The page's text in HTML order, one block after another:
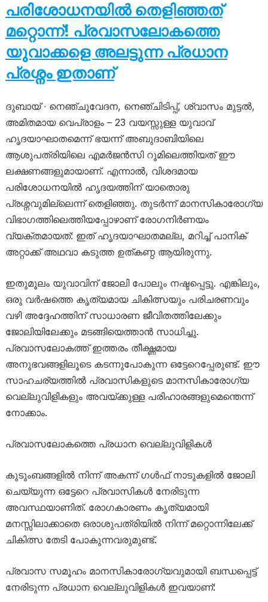
പരിശോധനയിൽ തെളിഞ്ഞത്
മറ്റൊന്ന്! പ്രവാസലോകത്തെ
യുവാക്കളെ അലട്ടുന്ന പ്രധാന
പ്രശ്നം ഇതാണ്
ദുബായ് ∙ നെഞ്ചുവേദന, നെഞ്ചിടിപ്പ്, ശ്വാസം മുട്ടൽ,
അമിതമായ വെപ്രാളം – 23 വയസ്സുള്ള യുവാവ്
ഹൃദയാഘാതമെന്ന് ഭയന്ന് അബുദാബിയിലെ
ആശുപത്രിയിലെ എമർജൻസി റൂമിലെത്തിയത് ഈ
ലക്ഷണങ്ങളുമായാണ്. എന്നാൽ, വിശദമായ
പരിശോധനയിൽ ഹൃദയത്തിന് യാതൊരു
പ്രശ്നവുമില്ലെന്ന് തെളിഞ്ഞു. തുടർന്ന് മാനസികാരോഗ്യ
വിഭാഗത്തിലെത്തിയപ്പോഴാണ് രോഗനിർണയം
വ്യക്തമായത്: ഇത് ഹൃദയാഘാതമല്ല, മറിച്ച് പാനിക്
അറ്റാക്ക് അഥവാ കടുത്ത ഉത്കണ്ഠ ആയിരുന്നു.
ഇതുമൂലം യുവാവിന് ജോലി പോലും നഷ്ടപ്പെട്ടു. എങ്കിലും,
ഒരു വർഷത്തെ കൃത്യമായ ചികിത്സയും പരിചരണവും
വഴി അദ്ദേഹത്തിന് സാധാരണ ജീവിതത്തിലേക്കും
ജോലിയിലേക്കും മടങ്ങിയെത്താൻ സാധിച്ചു.
പ്രവാസലോകത്ത് ഇത്തരം തീക്ഷ്ണമായ
അനുഭവങ്ങളിലൂടെ കടന്നുപോകുന്ന ഒട്ടേറെപ്പേരുണ്ട്. ഈ
സാഹചര്യത്തിൽ പ്രവാസികളുടെ മാനസികാരോഗ്യ
വെല്ലുവിളികളും അവയ്ക്കുള്ള പരിഹാരങ്ങളുമെന്തെന്ന്
നോക്കാം.
പ്രവാസലോകത്തെ പ്രധാന വെല്ലുവിളികൾ
കുടുംബങ്ങളിൽ നിന്ന് അകന്ന് ഗൾഫ് നാടുകളിൽ ജോലി
ചെയ്യുന്ന ഒട്ടേറെ പ്രവാസികൾ നേരിടുന്ന
അവസ്ഥയാണിത്. രോഗകാരണം കൃത്യമായി
മനസ്സിലാക്കാതെ ഒരാശുപത്രിയിൽ നിന്ന് മറ്റൊന്നിലേക്ക്
ചികിത്സ തേടി പോകുന്നവരുമുണ്ട്.
പ്രവാസ സമൂഹം മാനസികാരോഗ്യവുമായി ബന്ധപ്പെട്ട്
നേരിടുന്ന പ്രധാന വെല്ലുവിളികൾ ഇവയാണ്: